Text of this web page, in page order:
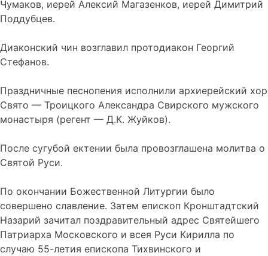
Чумаков, иерей Алексий Магазенков, иерей Димитрий
Поддубцев.
Диаконский чин возглавил протодиакон Георгий
Стефанов.
Праздничные песнопения исполнили архиерейский хор
Свято — Троицкого Александра Свирского мужского
монастыря (регент — Д.К. Жуйков).
После сугубой ектении была провозглашена молитва о
Святой Руси.
По окончании Божественной Литургии было
совершено славление. Затем епископ Кронштадтский
Назарий зачитал поздравительный адрес Святейшего
Патриарха Московского и всея Руси Кирилла по
случаю 55-летия епископа Тихвинского и